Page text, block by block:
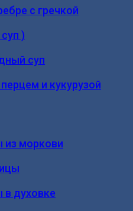
с гречкой
)
суп
и кукурузой
из моркови
духовке